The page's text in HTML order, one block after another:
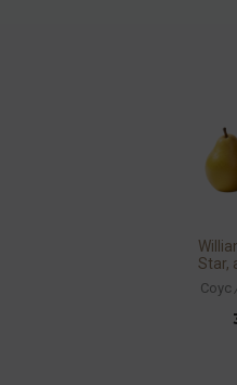
Star,
Соус